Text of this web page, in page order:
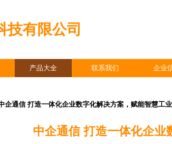
技有限公司
产品大全 联系我们 企业
企通信 打造一体化企业数字化解决方案，赋能智慧工
中企通信 打造一体化企业